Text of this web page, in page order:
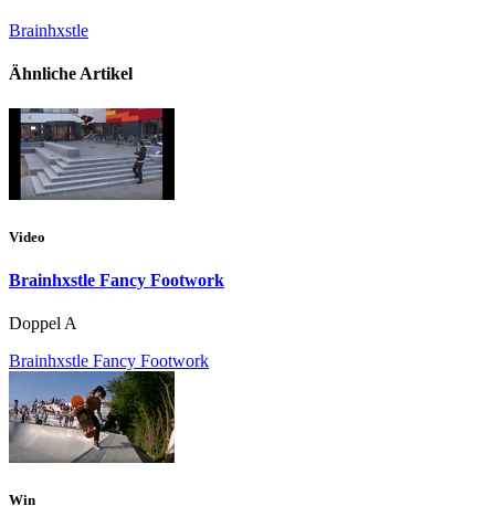
Brainhxstle
Ähnliche Artikel
Video
Brainhxstle Fancy Footwork
Doppel A
Brainhxstle Fancy Footwork
Win